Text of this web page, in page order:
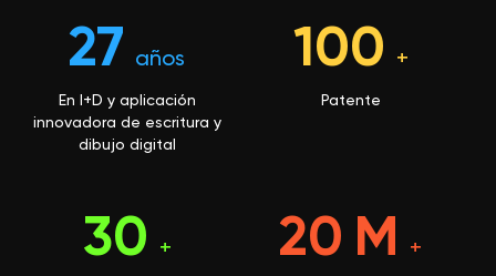
27 años
En I+D y aplicación
innovadora de escritura y
dibujo digital
100 +
Patente
30 + 20 M +